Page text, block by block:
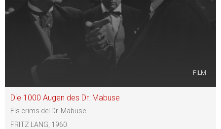
FILM
Die 1000 Augen des Dr. Mabuse
Els crims del Dr. Mabuse
FRITZ LANG, 1960.